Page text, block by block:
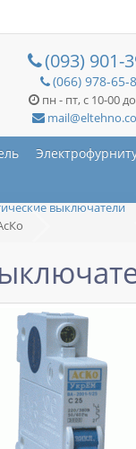
(093) 901-
(066) 978-65-
пн - пт, с 10-00
выключатели